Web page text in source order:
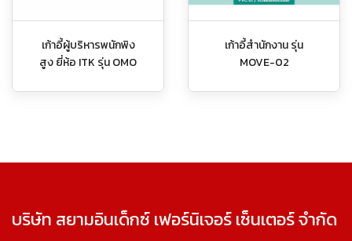
เก้าอี้ผู้บริหารพนักพิง
สูง ยี่ห้อ ITK รุ่น OMO
เก้าอี้สำนักงาน รุ่น
MOVE-02
บริษัท สยามอินเด็กซ์ เฟอร์นิเจอร์ เซ็นเตอร์ จำกัด